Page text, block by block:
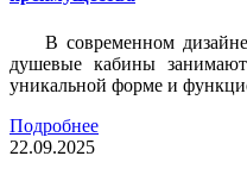
В современном
душевые кабины
уникальной форме и
Подробнее
22.09.2025